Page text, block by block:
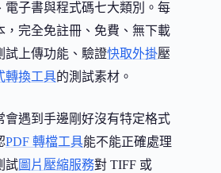
電子書與程式碼七大類別。每
，完全免註冊、免費、無下載
試上傳功能、驗證快取外掛壓
轉換工具的測試素材。
會遇到手邊剛好沒有特定格式
PDF 轉檔工具能不能正確處理
試圖片壓縮服務對 TIFF 或